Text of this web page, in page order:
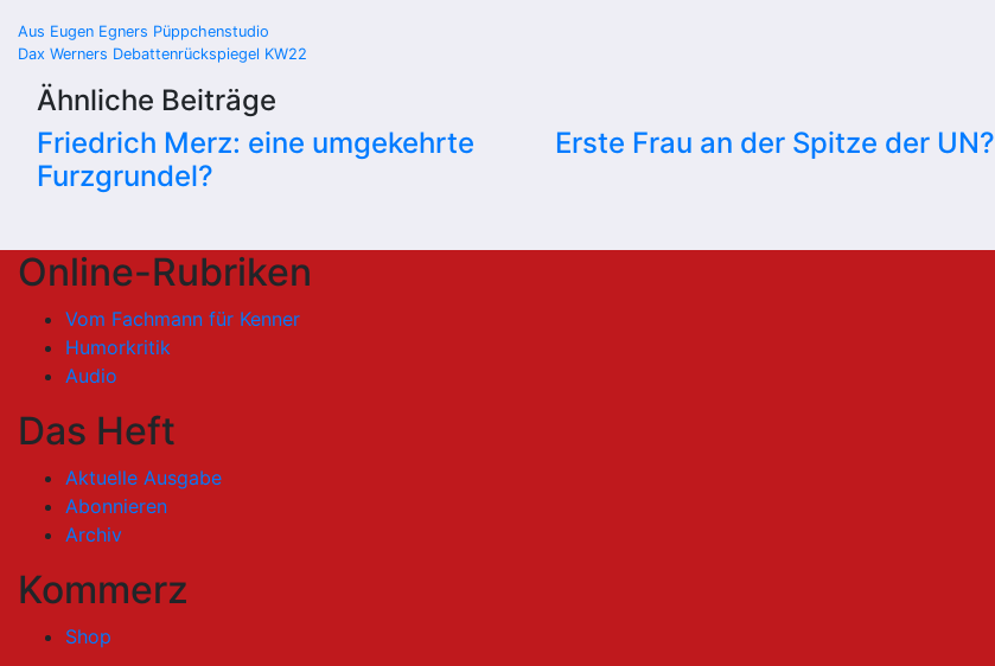
Beitragsnavigation
Aus Eugen Egners Püppchenstudio
Dax Werners Debattenrückspiegel KW22
Ähnliche Beiträge
Friedrich Merz: eine umgekehrte
Furzgrundel?
Erste Frau an der Spitze der UN?
Online-Rubriken
Vom Fachmann für Kenner
Humorkritik
Audio
Das Heft
Aktuelle Ausgabe
Abonnieren
Archiv
Kommerz
Shop